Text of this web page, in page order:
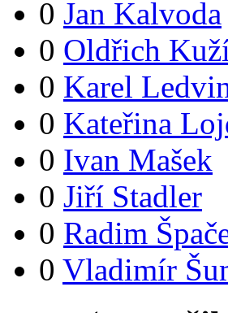
0 Jan Kalvoda
0 Oldřich
0 Karel
0 Kateřina
0 Ivan Mašek
0 Jiří Stadler
0 Radim
0 Vladimír